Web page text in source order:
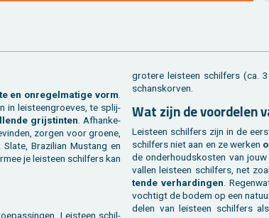
en on­re­gel­ma­ti­ge vorm.
in lei­steen­groe­ves, te splij­
grijs­tin­ten. Af­han­ke­
zor­gen voor groe­ne,
Bra­zi­li­an Mus­tang en
je lei­steen schil­fers kan
Lei­steen schil­
gro­te­re lei­steen schil­fers (ca.
schans­kor­ven.
Wat zijn de voor­de­len
Lei­steen schil­fers zijn in de
schil­fers niet aan en ze wer­ken
de on­der­houds­kos­ten van
val­len lei­steen schil­fers, net
ten­de ver­har­din­gen.
voch­tigt de bodem op een
de­len van lei­steen schil­fers